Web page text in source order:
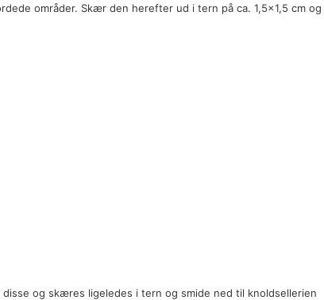
områder. Skær den herefter ud i tern på ca. 1,5x1,5 cm og
og skæres ligeledes i tern og smide ned til knoldsellerien